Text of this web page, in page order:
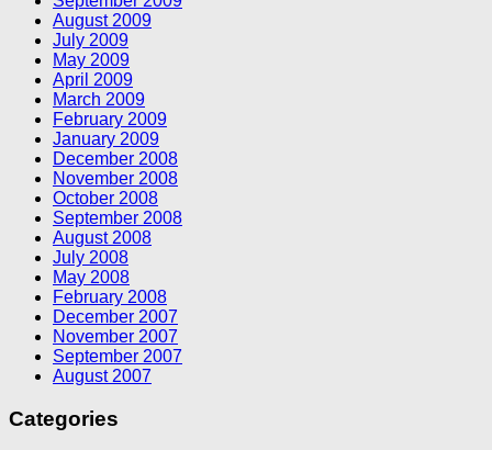
August 2009
July 2009
May 2009
April 2009
March 2009
February 2009
January 2009
December 2008
November 2008
October 2008
September 2008
August 2008
July 2008
May 2008
February 2008
December 2007
November 2007
September 2007
August 2007
Categories